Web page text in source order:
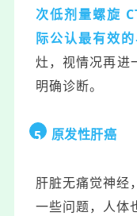
次低剂量螺旋
际公认最有效
灶，视情况再进
明确诊断。
5 原发性肝癌
肝脏无痛觉神经
一些问题，人体